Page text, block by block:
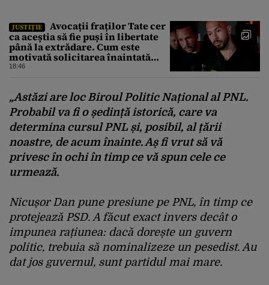
JUSTIȚIE
Avocații fraților Tate cer
ca aceștia să fie puși în libertate
până la extrădare. Cum este
motivată solicitarea înaintată
instanței
18:46
„Astăzi are loc Biroul Politic Național al PNL.
Probabil va fi o ședință istorică, care va
determina cursul PNL și, posibil, al țării
noastre, de acum înainte. Aș fi vrut să vă
privesc în ochi în timp ce vă spun cele ce
urmează.
Nicușor Dan pune presiune pe PNL, în timp ce
protejează PSD. A făcut exact invers decât o
impunea rațiunea: dacă dorește un guvern
politic, trebuia să nominalizeze un pesedist. Au
dat jos guvernul, sunt partidul mai mare.